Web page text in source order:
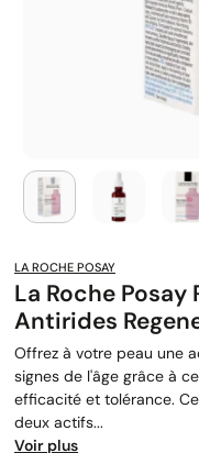
LA ROCHE POSAY
La Roche Posay
Antirides
Offrez à votre peau une
signes de l'âge grâce à
efficacité et tolérance.
deux actifs...
Voir plus